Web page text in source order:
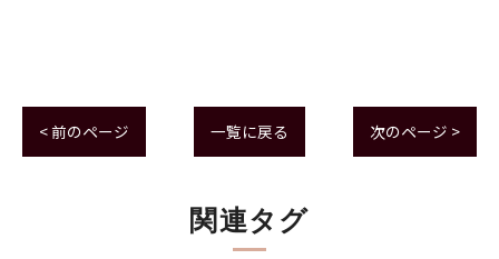
< 前のページ 一覧に戻る 次のページ >
関連タグ